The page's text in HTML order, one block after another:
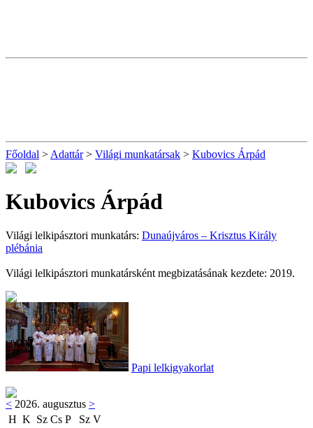
Főoldal > Adattár> Világi munkatársak > Kubovics Árpád
Kubovics Árpád
Világi lelkipásztori munkatárs: Dunaújváros – Krisztus Király
plébánia
Világi lelkipásztori munkatársként megbizatásának kezdete: 2019.
Papi lelkigyakorlat
< 2026. augusztus >
H K Sz Cs P Sz V